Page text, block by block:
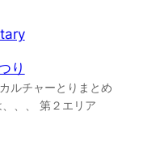
り
ルチャーとりまとめ
、、、 第２エリア